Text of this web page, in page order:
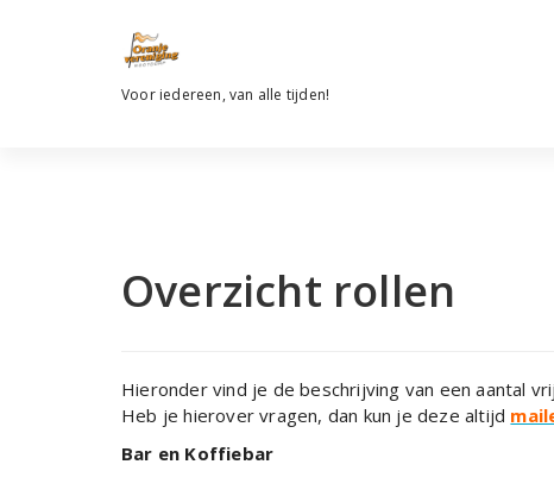
Voor iedereen, van alle tijden!
Overzicht rollen
Hieronder vind je de beschrijving van een aantal
Heb je hierover vragen, dan kun je deze altijd
Bar en Koffiebar